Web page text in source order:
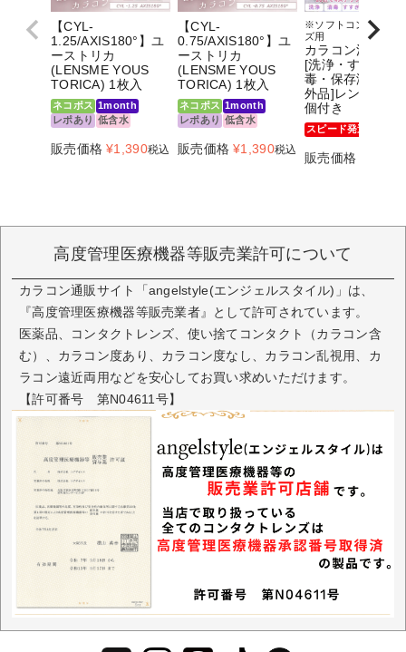
【CYL-
1.25/AXIS180°】ユ
ーストリカ
(LENSME YOUS
TORICA) 1枚入
ネコポス 1month
レポあり 低含水
販売価格 ¥1,390税込
【CYL-
0.75/AXIS180°】ユ
ーストリカ
(LENSME YOUS
TORICA) 1枚入
ネコポス 1month
レポあり 低含水
販売価格 ¥1,390税込
※ソフトコンタクト
ズ用
カラコン洗科
[洗浄・すすぎ・
毒・保存液]医薬
外品]レンズケー
個付き
スピード発送
販売価格
高度管理医療機器等販売業許可について
カラコン通販サイト「angelstyle(エンジェルスタイル)」は、
『高度管理医療機器等販売業者』として許可されています。
医薬品、コンタクトレンズ、使い捨てコンタクト（カラコン含
む）、カラコン度あり、カラコン度なし、カラコン乱視用、カ
ラコン遠近両用などを安心してお買い求めいただけます。
【許可番号 第N04611号】